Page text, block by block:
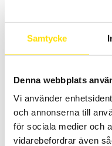
Samtycke
Denna webbplats
Vi använder
och annonserna till
för sociala medier och
vidarebefordrar även
Mecmesin
används
20,960.00KR–
23,200.00 KR